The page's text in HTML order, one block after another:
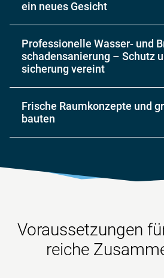
ein neues Ge­sicht
Professionelle Wasser- und
schadensanierung – Schutz
sicherung vereint
Frische Raum­konzepte und
bauten
Voraus­setzungen
reiche